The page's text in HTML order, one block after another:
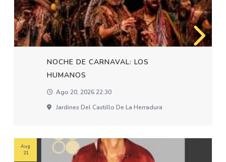
NOCHE DE CARNAVAL: LOS
HUMANOS
Ago 20, 2026 22:30
Jardines Del Castillo De La Herradura
Aug
21